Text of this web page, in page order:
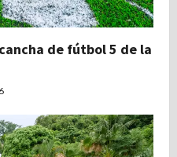
de fútbol 5 de la